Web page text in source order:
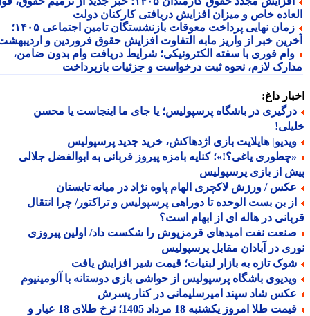
خاص و میزان افزایش دریافتی کارکنان دولت
زمان نهایی پرداخت معوقات بازنشستگان تامین اجتماعی ۱۴۰۵؛
خبر از واریز مابه التفاوت افزایش حقوق فروردین و اردیبهشت
فوری با سفته الکترونیکی؛ شرایط دریافت وام بدون ضامن،
لازم، نحوه ثبت درخواست و جزئیات بازپرداخت
داغ:
در باشگاه پرسپولیس؛ یا جای ما اینجاست یا محسن
هایلایت بازی اژدهاکش، خرید جدید پرسپولیس
یاغی؟!»؛ کنایه بامزه پیروز قربانی به ابوالفضل جلالی
از بازی پرسپولیس
/ ورزش لاکچری الهام پاوه نژاد در میانه تابستان
بن بست الوحده تا دوراهی پرسپولیس و تراکتور/ چرا انتقال
در هاله ای از ابهام است؟
نفت امیدهای قرمزپوش را شکست داد/ اولین پیروزی
در آبادان مقابل پرسپولیس
تازه به بازار لبنیات؛ قیمت شیر افزایش یافت
باشگاه پرسپولیس از حواشی بازی دوستانه با آلومینیوم
شاد سپند امیرسلیمانی در کنار پسرش
قیمت طلا امروز یکشنبه 18 مرداد 1405؛ نرخ طلای 18 عیار و